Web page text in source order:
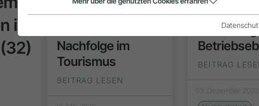
im
(32)
INSPIRATION
Nachfolge im
Tourismus
BEITRAG LESEN
BEITRAG
03. Dezember 2025